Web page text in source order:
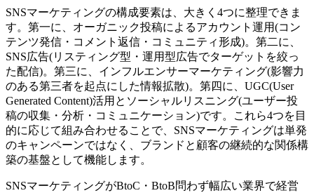
SNSマーケティングの構成要素は、大きく4つに整理できま
す。第一に、オーガニック投稿によるアカウント運用(コン
テンツ発信・コメント返信・コミュニティ形成)。第二に、
SNS広告(リスティング型・運用型広告でターゲットを絞っ
た配信)。第三に、インフルエンサーマーケティング(影響力
のある第三者を起点にした情報拡散)。第四に、UGC(User
Generated Content)活用とソーシャルリスニング(ユーザー投
稿の収集・分析・コミュニケーション)です。これら4つを目
的に応じて組み合わせることで、SNSマーケティングは単発
のキャンペーンではなく、ブランドと顧客の継続的な関係構
築の基盤として機能します。
SNSマーケティングがBtoC・BtoB問わず幅広い業界で経営